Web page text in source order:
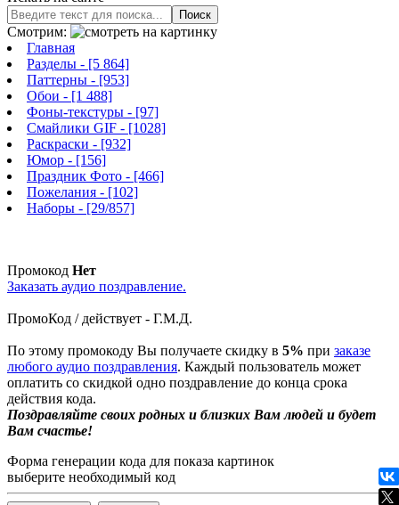
Поиск
Смотрим:
Главная
Разделы - [5 864]
Паттерны - [953]
Обои - [1 488]
Фоны-текстуры - [97]
Смайлики GIF - [1028]
Раскраски - [932]
Юмор - [156]
Праздник Фото - [466]
Пожелания - [102]
Наборы - [29/857]
Промокод Нет
Заказать аудио поздравление.
ПромоКод / действует - Г.М.Д.
По этому промокоду Вы получаете скидку в 5% при заказе
любого аудио поздравления. Каждый пользователь может
оплатить со скидкой одно поздравление до конца срока
действия кода.
Поздравляйте своих родных и близких Вам людей и будет
Вам счастье!
Форма генерации кода для показа картинок
выберите необходимый код